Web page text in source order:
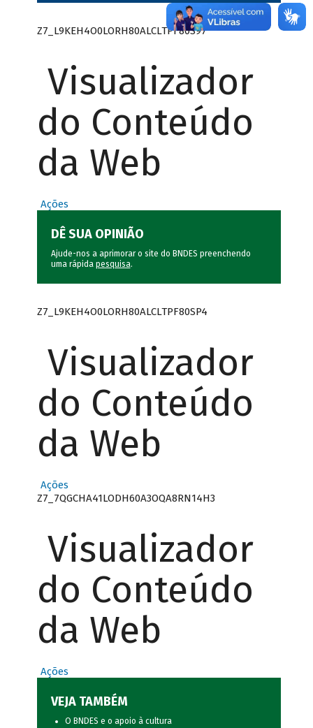
Z7_L9KEH4O0LORH80ALCLTPF80S97
Visualizador
do Conteúdo
da Web
Ações
DÊ SUA OPINIÃO
Ajude-nos a aprimorar o site do BNDES preenchendo
uma rápida pesquisa.
Z7_L9KEH4O0LORH80ALCLTPF80SP4
Visualizador
do Conteúdo
da Web
Ações
Z7_7QGCHA41LODH60A3OQA8RN14H3
Visualizador
do Conteúdo
da Web
Ações
VEJA TAMBÉM
O BNDES e o apoio à cultura